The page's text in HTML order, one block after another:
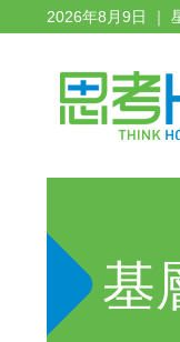
2026年8月9日 ｜
基